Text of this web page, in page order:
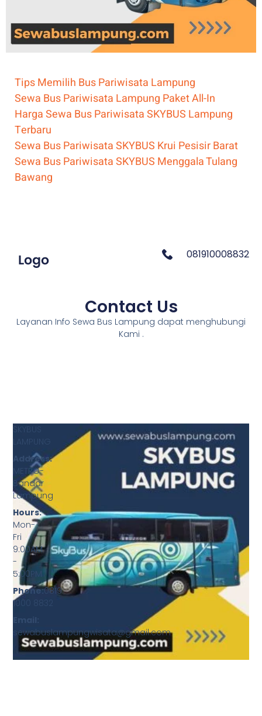
Tips Memilih Bus Pariwisata Lampung
Sewa Bus Pariwisata Lampung Paket All-In
Harga Sewa Bus Pariwisata SKYBUS Lampung
Terbaru
Sewa Bus Pariwisata SKYBUS Krui Pesisir Barat
Sewa Bus Pariwisata SKYBUS Menggala Tulang
Bawang
081910008832
Contact Us
Layanan Info Sewa Bus Lampung dapat menghubungi
Kami .
Address:
METRO-
Bandar
Lampung
Hours:
Mon-
Fri
9:00AM
-
5:00PM
Phone:0819
1000 8832
sewabuslampungwisata@gmail.com